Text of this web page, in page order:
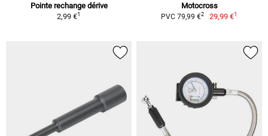
Pointe rechange dérive
2,99 €1
Motocross
PVC 79,99 €2 29,99 €1